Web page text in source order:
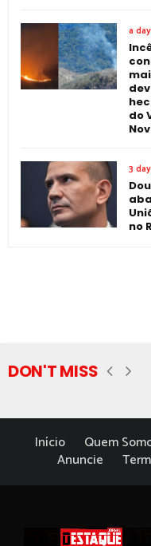
a
do
3
no
DON'T MISS
Início Quem
Anuncie